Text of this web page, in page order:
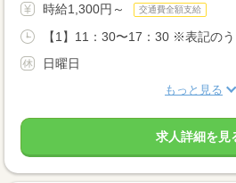
時給1,300円～ 交通費全額支給
【1】11：30〜17：30 ※表記の
日曜日
もっと見る
求人詳細を見